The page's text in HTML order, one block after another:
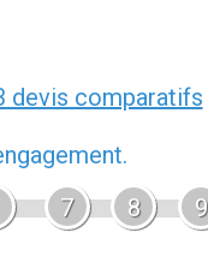
devis comparatifs
7 8 9